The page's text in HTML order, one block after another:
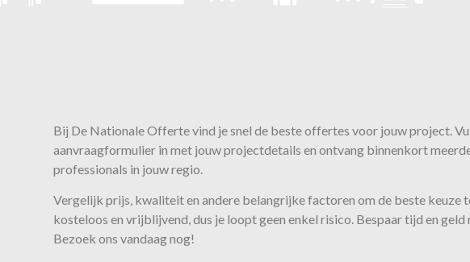
Bij De Nationale Offerte vind je snel de besteoffertes voor jouw project.
aanvraagformulier in met jouw projectdetails en ontvang binnenkort
professionals in jouw regio.
Vergelijk prijs, kwaliteit en andere belangrijke factoren om de beste keuze
kosteloos en vrijblijvend, dus je loopt geen enkel risico. Bespaar tijd en
Bezoek ons vandaag nog!